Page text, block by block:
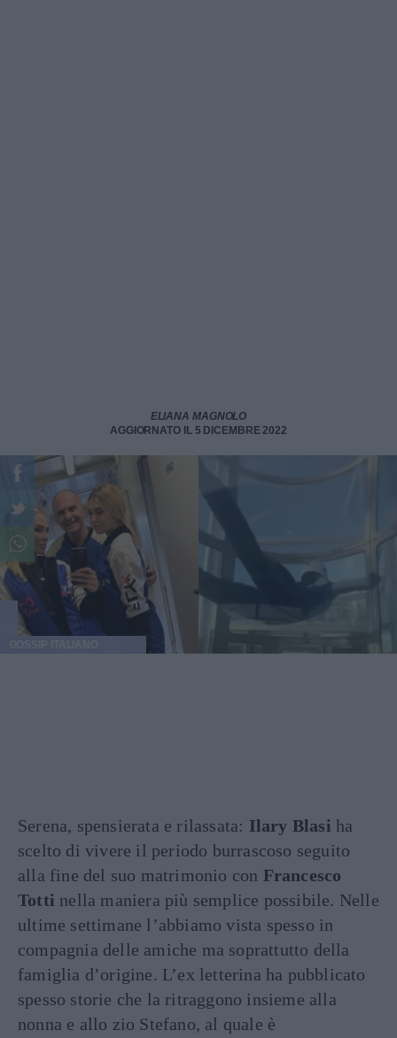
ELIANA MAGNOLO
AGGIORNATO IL 5 DICEMBRE 2022
Serena, spensierata e rilassata: Ilary Blasi ha
scelto di vivere il periodo burrascoso seguito
alla fine del suo matrimonio con Francesco
Totti nella maniera più semplice possibile. Nelle
ultime settimane l’abbiamo vista spesso in
compagnia delle amiche ma soprattutto della
famiglia d’origine. L’ex letterina ha pubblicato
spesso storie che la ritraggono insieme alla
nonna e allo zio Stefano, al quale è